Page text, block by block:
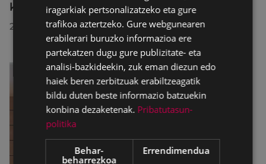
konponketa-lanak direla-eta
2026/07/30
iragarkiak pertsonalizatzeko eta gure
trafikoa aztertzeko. Gure webgunearen
erabilerari buruzko informazioa ere
partekatzen dugu gure publizitate- eta
analisi-bazkideekin, zuk eman diezun edo
haiek beren zerbitzuak erabiltzeagatik
bildu duten beste informazio batzuekin
konbina dezaketenak. Pribatutasun-
politika
Behar-
beharrezkoa
Errendimendua